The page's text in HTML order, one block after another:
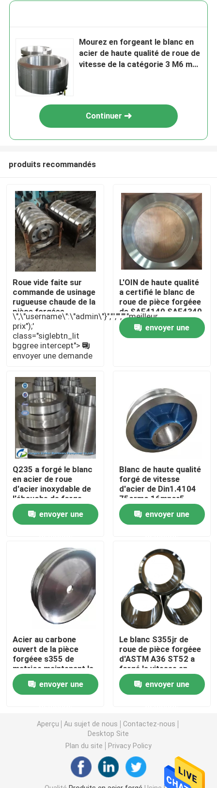
Maison
Produits
Au sujet de nous
Visite d'usine
Contrôle de qualité
Contactez-nous
Nouvelles
Demandez une citation
Axes en acier forgés
Anneaux en acier forgés
Bloc en acier forgé
Douilles forgées
Blancs forgés de vitesse
Blancs en acier
Rod en acier poli
Rod en acier lumineux
Mourez en forgeant le blanc en
acier de haute qualité de roue de
vitesse de la catégorie 3 M6 m8
Continuer
produits recommandés
Roue vide faite sur
commande de usinage
rugueuse chaude de la
pièce forgéee
SAE4340 40crnimo
\",\"username\":\"admin\"}","","","","meilleur
prix");'
class="siglebtn_lit
bggree intercept">
envoyer une demande
L'OIN de haute qualité
a certifié le blanc de
roue de pièce forgéee
de SAE4140 SAE4340
16mncr5
envoyer une
Q235 a forgé le blanc
en acier de roue
d'acier inoxydable de
l'ébauche de forge
316 de roue
envoyer une
Blanc de haute qualité
forgé de vitesse
d'acier de Din1.4104
75crmo 16mncr5
envoyer une
Acier au carbone
ouvert de la pièce
forgéee s355 de
matrice maintenant la
roue utilisée comme
Crane Wheelenvoyer une
Le blanc S355jr de
roue de pièce forgéee
d'ASTM A36 ST52 a
forgé la vitesse en
acier Rim Blank
envoyer une
Aperçu Au sujet de nous
Contactez-nous
Desktop Site
Plan du site
Privacy Policy